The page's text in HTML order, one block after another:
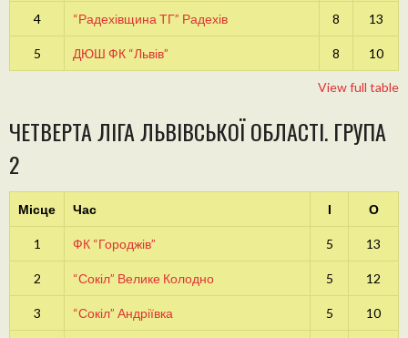
4 “Радехівщина ТГ” Радехів 8 13
5 ДЮШ ФК “Львів” 8 10
View full table
ЧЕТВЕРТА ЛІГА ЛЬВІВСЬКОЇ ОБЛАСТІ. ГРУПА
2
Місце Час І О
1 ФК “Городжів” 5 13
2 “Сокіл” Велике Колодно 5 12
3 “Сокіл” Андріївка 5 10